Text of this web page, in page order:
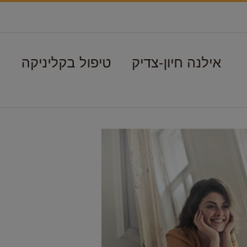
אילנה חיון-צדיק טיפול בקליניקה